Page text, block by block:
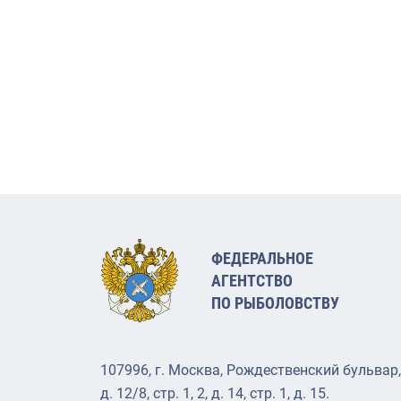
ФЕДЕРАЛЬНОЕ
АГЕНТСТВО
ПО РЫБОЛОВСТВУ
107996, г. Москва, Рождественский бульвар,
д. 12/8, стр. 1, 2, д. 14, стр. 1, д. 15.